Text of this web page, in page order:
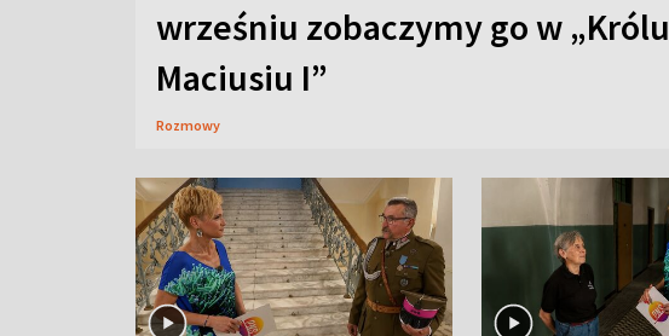
wrześniu zobaczymy go w „Królu
Maciusiu I”
Rozmowy